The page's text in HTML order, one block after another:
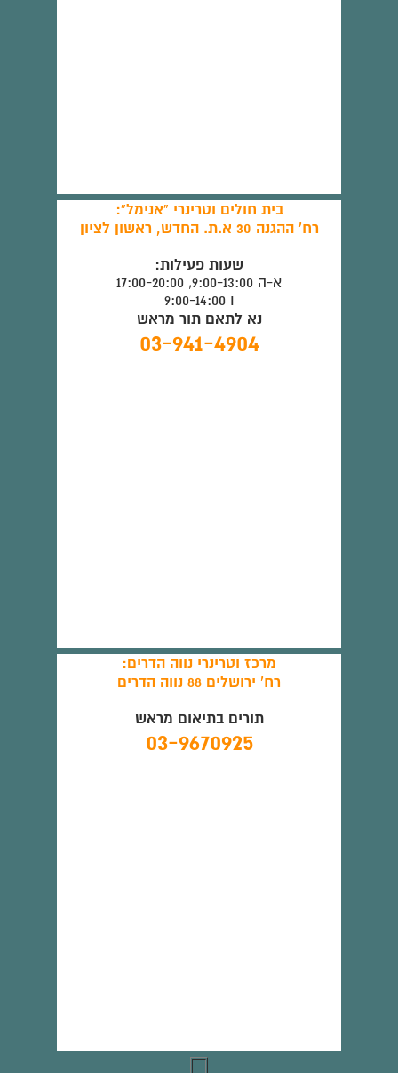
בית חולים וטרינרי "אנימל":
רח' ההגנה 30 א.ת. החדש, ראשון לציון
שעות פעילות:
א-ה 9:00-13:00, 17:00-20:00
ו 9:00-14:00
נא לתאם תור מראש
03-941-4904
מרכז וטרינרי נווה הדרים:
רח' ירושלים 88 נווה הדרים
תורים בתיאום מראש
03-9670925